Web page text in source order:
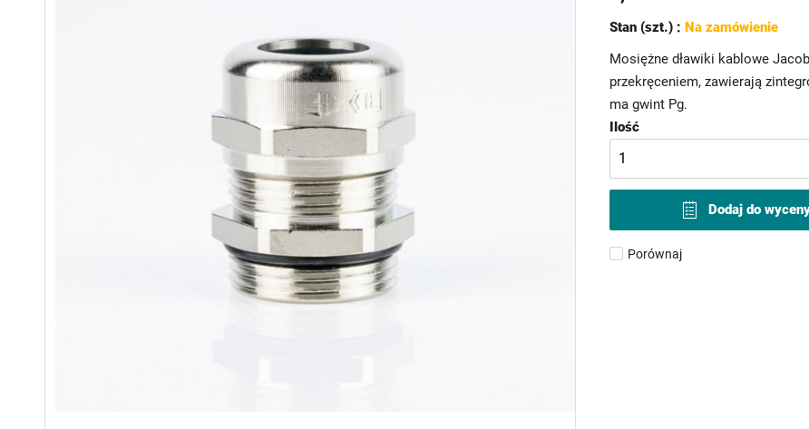
Stan (szt.) : Na zamówienie
Mosiężne dławiki kablowe
przekręceniem, zawierają
ma gwint Pg.
Ilość
Dodaj do
Porównaj